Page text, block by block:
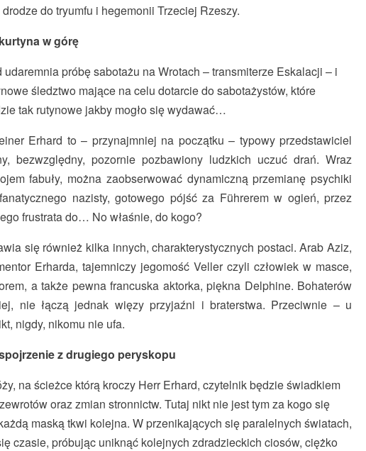
do tryumfu i hegemonii Trzeciej Rzeszy.
w górę
udaremnia próbę sabotażu na Wrotach – transmiterze Eskalacji – i
śledztwo mające na celu dotarcie do sabotażystów, które
tak rutynowe jakby mogło się wydawać…
Erhard to – przynajmniej na początku – typowy przedstawiciel
bezwzględny, pozornie pozbawiony ludzkich uczuć drań. Wraz
fabuły, można zaobserwować dynamiczną przemianę psychiki
nazisty, gotowego pójść za Führerem w ogień, przez
frustrata do… No właśnie, do kogo?
się również kilka innych, charakterystycznych postaci. Arab Aziz,
Erharda, tajemniczy jegomość Veller czyli człowiek w masce,
a także pewna francuska aktorka, piękna Delphine. Bohaterów
nie łączą jednak więzy przyjaźni i braterstwa. Przeciwnie – u
nigdy, nikomu nie ufa.
z drugiego peryskopu
na ścieżce którą kroczy Herr Erhard, czytelnik będzie świadkiem
oraz zmian stronnictw. Tutaj nikt nie jest tym za kogo się
maską tkwi kolejna. W przenikających się paralelnych światach,
czasie, próbując uniknąć kolejnych zdradzieckich ciosów, ciężko